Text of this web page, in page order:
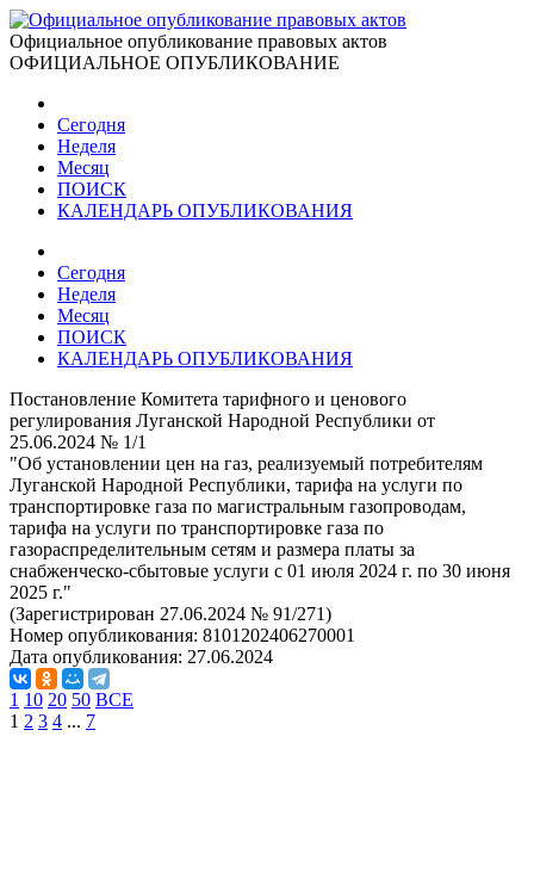
Официальное опубликование правовых актов
ОФИЦИАЛЬНОЕ ОПУБЛИКОВАНИЕ
Сегодня
Неделя
Месяц
ПОИСК
КАЛЕНДАРЬ ОПУБЛИКОВАНИЯ
Сегодня
Неделя
Месяц
ПОИСК
КАЛЕНДАРЬ ОПУБЛИКОВАНИЯ
Постановление Комитета тарифного и ценового
регулирования Луганской Народной Республики от
25.06.2024 № 1/1
"Об установлении цен на газ, реализуемый потребителям
Луганской Народной Республики, тарифа на услуги по
транспортировке газа по магистральным газопроводам,
тарифа на услуги по транспортировке газа по
газораспределительным сетям и размера платы за
снабженческо-сбытовые услуги с 01 июля 2024 г. по 30 июня
2025 г."
(Зарегистрирован 27.06.2024 № 91/271)
Номер опубликования: 8101202406270001
Дата опубликования: 27.06.2024
1 10 20 50 ВСЕ
1 2 3 4 ... 7